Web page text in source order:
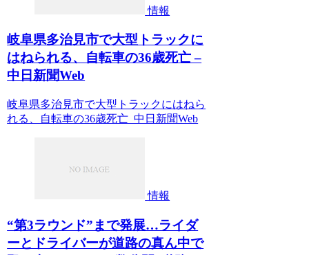
情報
岐阜県多治見市で大型トラックに
はねられる、自転車の36歳死亡 –
中日新聞Web
岐阜県多治見市で大型トラックにはねら
れる、自転車の36歳死亡 中日新聞Web
情報
“第3ラウンド”まで発展…ライダ
ーとドライバーが道路の真ん中で